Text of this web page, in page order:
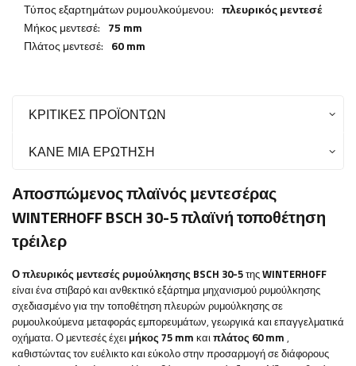
Τύπος εξαρτημάτων ρυμουλκούμενου: πλευρικός μεντεσέ
Μήκος μεντεσέ: 75 mm
Πλάτος μεντεσέ: 60 mm
ΚΡΙΤΙΚΈΣ ΠΡΟΪΌΝΤΩΝ
ΚΆΝΕ ΜΙΑ ΕΡΏΤΗΣΗ
Αποσπώμενος πλαϊνός μεντεσέρας
WINTERHOFF BSCH 30-5 πλαϊνή τοποθέτηση
τρέιλερ
Ο πλευρικός μεντεσές ρυμούλκησης BSCH 30-5τηςWINTERHOFF
είναι ένα στιβαρό και ανθεκτικό εξάρτημα μηχανισμού ρυμούλκησης
σχεδιασμένο για την τοποθέτηση πλευρών ρυμούλκησης σε
ρυμουλκούμενα μεταφοράς εμπορευμάτων, γεωργικά και επαγγελματικά
οχήματα. Ο μεντεσές έχει μήκος 75 mm καιπλάτος 60 mm ,
καθιστώντας τον ευέλικτο και εύκολο στην προσαρμογή σε διάφορους